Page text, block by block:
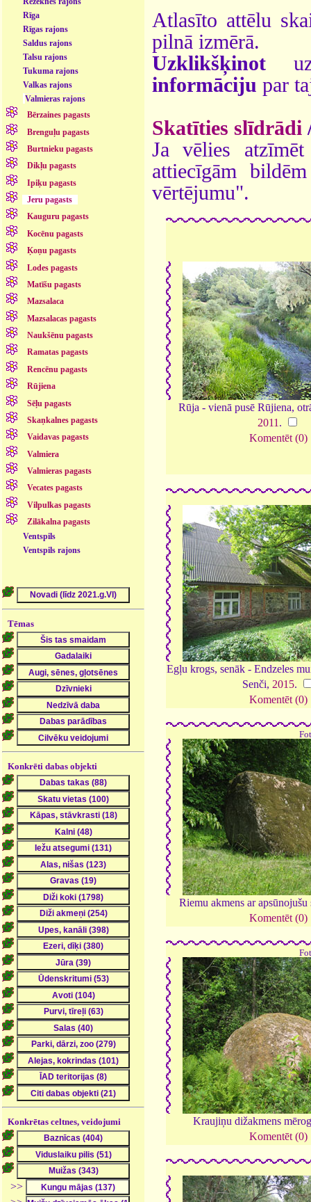
Rīga
Rīgas rajons
Saldus rajons
Talsu rajons
Tukuma rajons
Valkas rajons
Valmieras rajons
Bērzaines pagasts
Brenguļu pagasts
Burtnieku pagasts
Dikļu pagasts
Ipiķu pagasts
Jeru pagasts
Kauguru pagasts
Kocēnu pagasts
Ķoņu pagasts
Lodes pagasts
Matīšu pagasts
Mazsalaca
Mazsalacas pagasts
Naukšēnu pagasts
Ramatas pagasts
Rencēnu pagasts
Rūjiena
Sēļu pagasts
Skaņkalnes pagasts
Vaidavas pagasts
Valmiera
Valmieras pagasts
Vecates pagasts
Vilpulkas pagasts
Zilākalna pagasts
Ventspils
Ventspils rajons
Tēmas
Konkrēti dabas objekti
Konkrētas celtnes, veidojumi
>>
Atlasīto attēlu
pilnā izmērā.
Uzklikšķinot
informāciju par
Skatīties slīdrādi
Ja vēlies
attiecīgām
vērtējumu".
Rūja - vienā pusē Rūjiena,
2011 .
Komentēt (0)
Egļu krogs, senāk - Endzeles
Senči, 2015.
Komentēt (0)
Riemu akmens ar
Komentēt (0)
Kraujiņu dižakmens
Komentēt (0)